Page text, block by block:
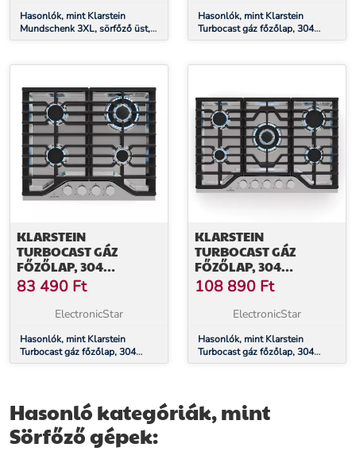
Hasonlók, mint Klarstein
Mundschenk 3XL, sörfőző üst,
65 l, 3000 W, sörfőző készülék,
WOK-ÉGŐ
Hasonlók, mint Klarstein
Turbocast gáz főzőlap, 304
rozsdamentes acél, 4 égő,
wok-égő
KLARSTEIN
TURBOCAST GÁZ
FŐZŐLAP, 304
ROZSDAMENTES ACÉL,
4 ÉGŐ,
PROFESSZIONÁLIS
WOK-ÉGŐ
83 490 Ft
ElectronicStar
Hasonlók, mint Klarstein
Turbocast gáz főzőlap, 304
rozsdamentes acél, 4 égő,
KLARSTEIN
TURBOCAST GÁZ
FŐZŐLAP, 304
ROZSDAMENTES ACÉL,
5 ÉGŐ,
PROFESSZIONÁLIS
WOK-ÉGŐ
108 890 Ft
ElectronicStar
Hasonlók, mint Klarstein
Turbocast gáz főzőlap, 304
rozsdamentes acél, 5 égő,
Hasonló kategóriák, mint
Sörfőző gépek: